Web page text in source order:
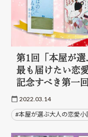
第1回「本屋が
最も届けたい恋
記念すべき第一
2022.03.14
#本屋が選ぶ大人の恋愛小